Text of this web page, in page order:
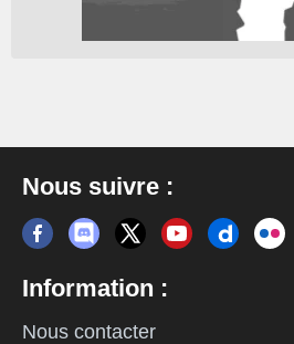
Nous suivre :
Information :
Nous contacter